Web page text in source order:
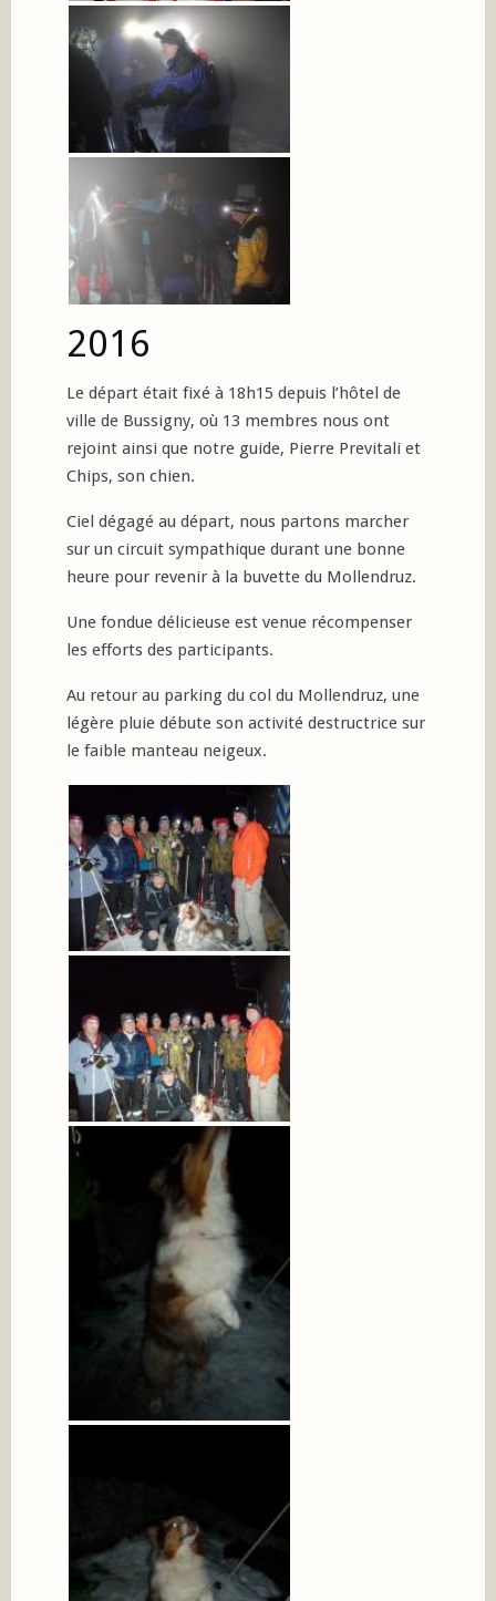
2016
Le départ était fixé à 18h15 depuis l’hôtel de
ville de Bussigny, où 13 membres nous ont
rejoint ainsi que notre guide, Pierre Previtali et
Chips, son chien.
Ciel dégagé au départ, nous partons marcher
sur un circuit sympathique durant une bonne
heure pour revenir à la buvette du Mollendruz.
Une fondue délicieuse est venue récompenser
les efforts des participants.
Au retour au parking du col du Mollendruz, une
légère pluie débute son activité destructrice sur
le faible manteau neigeux.